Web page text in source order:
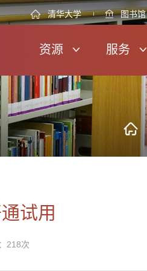
清华大学 图书馆
资源 服务
试用
218次